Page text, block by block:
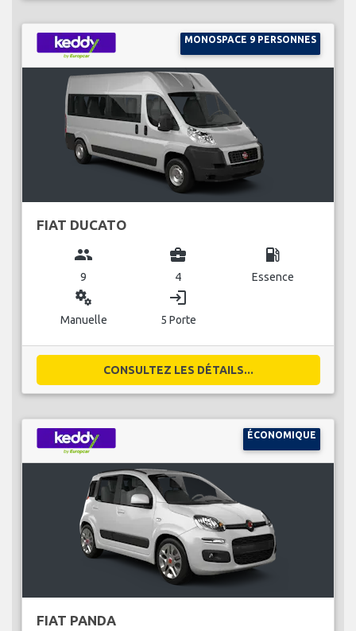
MONOSPACE 9 PERSONNES
FIAT DUCATO
group
9
business_center
4
local_gas_station
Essence
miscellaneous_services
Manuelle
login
5 Porte
CONSULTEZ LES DÉTAILS...
ÉCONOMIQUE
FIAT PANDA